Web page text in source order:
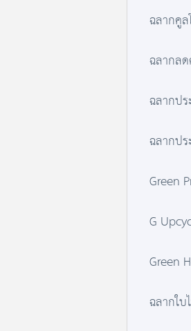
ฉลากคู
ฉลากล
ฉลากป
Green
G
Green
ฉลากใบ